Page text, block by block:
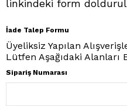
linkindeki form
İade Talep Formu
Üyeliksiz Yapılan
Lütfen Aşağıdaki
Sipariş Numarası